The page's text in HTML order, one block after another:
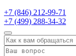
+7 (846) 212-99-71
+7 (499) 288-34-32